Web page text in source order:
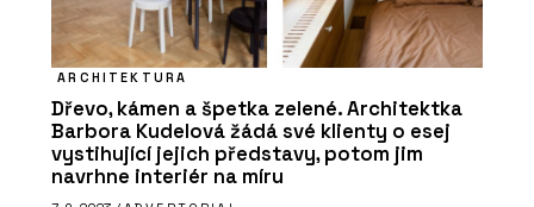
ARCHITEKTURA
Dřevo, kámen a špetka zelené. Architektka
Barbora Kudelová žádá své klienty o esej
vystihující jejich představy, potom jim
navrhne interiér na míru